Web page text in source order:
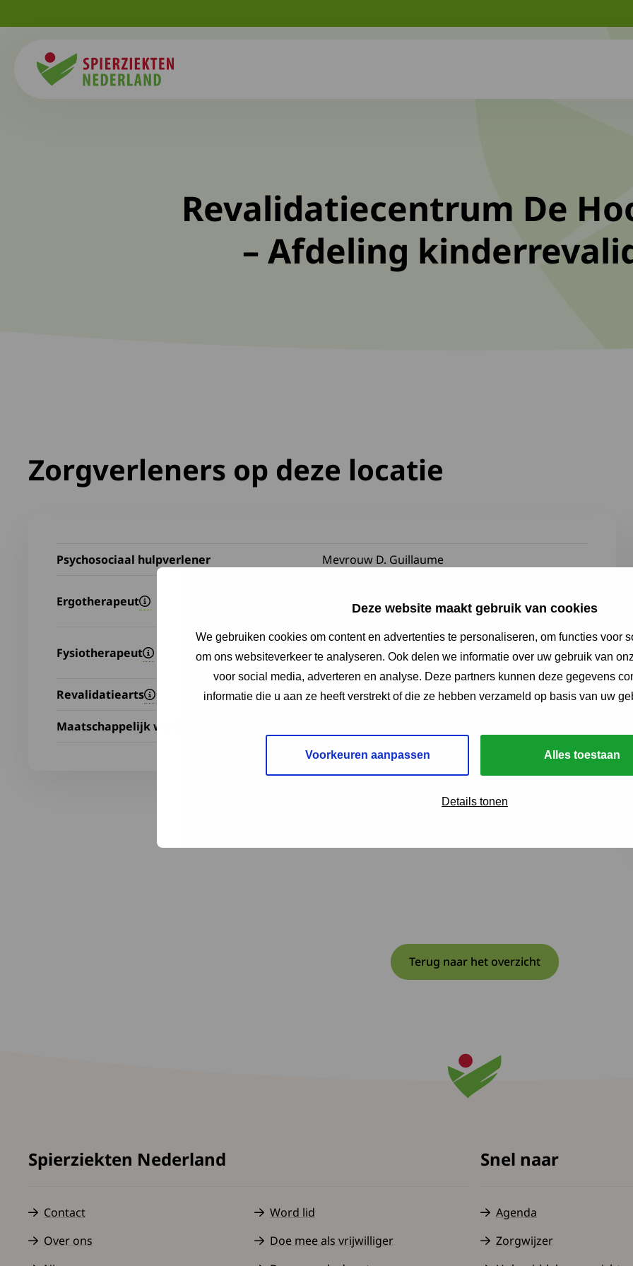
Deze website maakt gebruik van cookies
We gebruiken cookies om content en advertenties te personaliseren, om functies voor
om ons websiteverkeer te analyseren. Ook delen we informatie over uw gebruik van
voor social media, adverteren en analyse. Deze partners kunnen deze gegevens
informatie die u aan ze heeft verstrekt of die ze hebben verzameld op basis van uw
Voorkeuren aanpassen Alles toestaan
Details tonen
Revalidatiecentrum De
– Afdeling
Zorgverleners op deze locatie
Psychosociaal hulpverlener Mevrouw D. Guillaume
Ergotherapeut
Mevrouw M.L. Vestjens
Fysiotherapeut
Mevrouw A. Michielsen
Mevrouw W. van de Kerk
Revalidatiearts Mevrouw M.A. Kuijper
Maatschappelijk werker
Terug naar het overzicht
Spierziekten Nederland
Contact
Over ons
Word lid
Doe mee als vrijwilliger
Snel naar
Agenda
Zorgwijzer